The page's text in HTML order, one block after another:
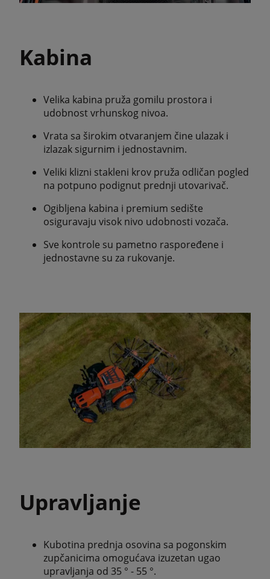
Kabina
Velika kabina pruža gomilu prostora i
udobnost vrhunskog nivoa.
Vrata sa širokim otvaranjem čine ulazak i
izlazak sigurnim i jednostavnim.
Veliki klizni stakleni krov pruža odličan pogled
na potpuno podignut prednji utovarivač.
Ogibljena kabina i premium sedište
osiguravaju visok nivo udobnosti vozača.
Sve kontrole su pametno raspoređene i
jednostavne su za rukovanje.
Upravljanje
Kubotina prednja osovina sa pogonskim
zupčanicima omogućava izuzetan ugao
upravljanja od 35 ° - 55 °.